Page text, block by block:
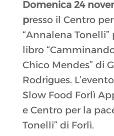
Domenica 24
presso il Centro
“Annalena
libro
Chico Mendes” di
Rodrigues.
Slow Food Forlì
e Centro per la
Tonelli” di Forlì.